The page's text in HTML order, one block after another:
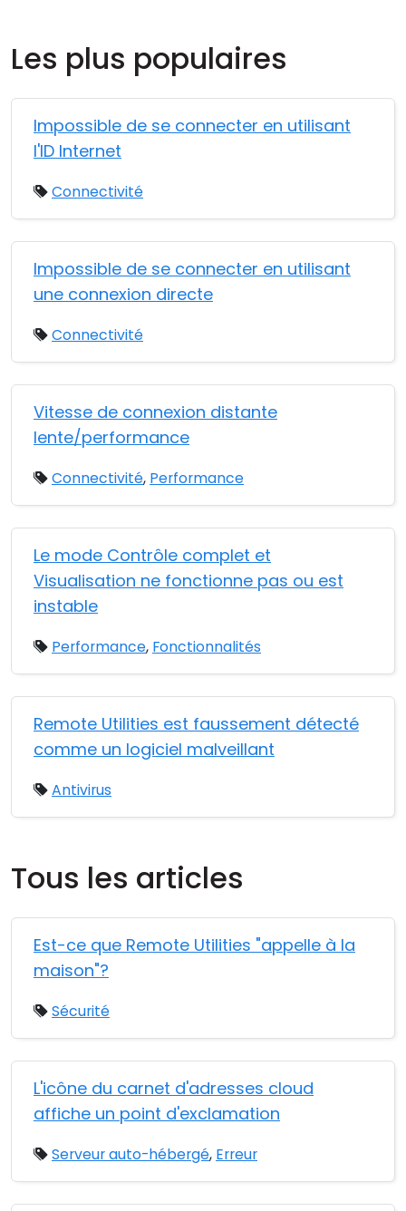
Les plus populaires
Impossible de se connecter en utilisant
l'ID Internet
Connectivité
Impossible de se connecter en utilisant
une connexion directe
Connectivité
Vitesse de connexion distante
lente/performance
Connectivité, Performance
Le mode Contrôle complet et
Visualisation ne fonctionne pas ou est
instable
Performance, Fonctionnalités
Remote Utilities est faussement détecté
comme un logiciel malveillant
Antivirus
Tous les articles
Est-ce que Remote Utilities "appelle à la
maison"?
Sécurité
L'icône du carnet d'adresses cloud
affiche un point d'exclamation
Serveur auto-hébergé, Erreur